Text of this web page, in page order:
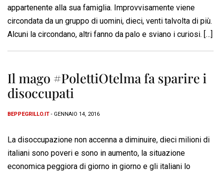
appartenente alla sua famiglia. Improvvisamente viene
circondata da un gruppo di uomini, dieci, venti talvolta di più.
Alcuni la circondano, altri fanno da palo e sviano i curiosi. […]
Il mago #PolettiOtelma fa sparire i
disoccupati
BEPPEGRILLO.IT - GENNAIO 14, 2016
La disoccupazione non accenna a diminuire, dieci milioni di
italiani sono poveri e sono in aumento, la situazione
economica peggiora di giorno in giorno e gli italiani lo